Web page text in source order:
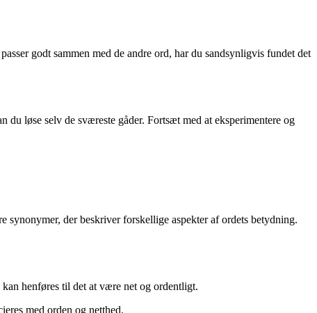
godt sammen med de andre ord, har du sandsynligvis fundet det
løse selv de sværeste gåder. Fortsæt med at eksperimentere og
der beskriver forskellige aspekter af ordets betydning.
henføres til det at være net og ordentligt.
med orden og netthed.